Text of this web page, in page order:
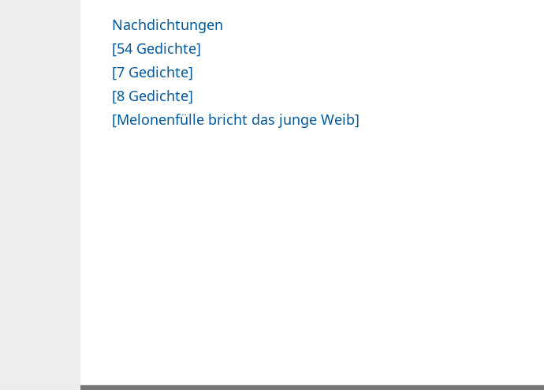
Nachdichtungen
[54 Gedichte]
[7 Gedichte]
[8 Gedichte]
[Melonenfülle bricht das junge Weib]